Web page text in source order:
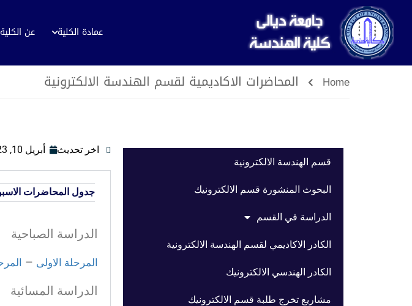
عمادة الكلية عن الكلية
Home المحاضرات الاكاديمية لقسم الهندسة الالكترونية
قسم الهندسة الالكترونية
البحوث المنشورة قسم الالكترونيك
الدراسة في القسم
الكادر الاكاديمي لقسم الهندسة الالكترونية
الكادر الهندسي الالكترونيك
مشاريع تخرج طلبة قسم الالكترونيك
اخر تحديث أبريل 10, 2023
جدول المحاضرات
الدراسة الصباحية
المرحلة الاولى –
الدراسة المسائية